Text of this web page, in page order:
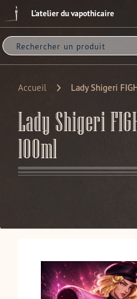
Passer
au
L'atelier du vapothicaire
Accueil Lady Shigeri
Lady Shigeri
100ml